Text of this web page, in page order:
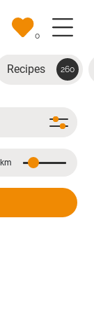
0
Recipes 260
à